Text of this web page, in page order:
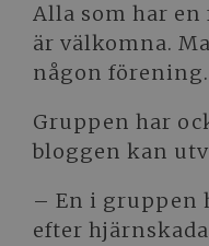
Alla som har en
är välkomna.
någon förening.
Gruppen har
bloggen kan
– En i gruppen
efter